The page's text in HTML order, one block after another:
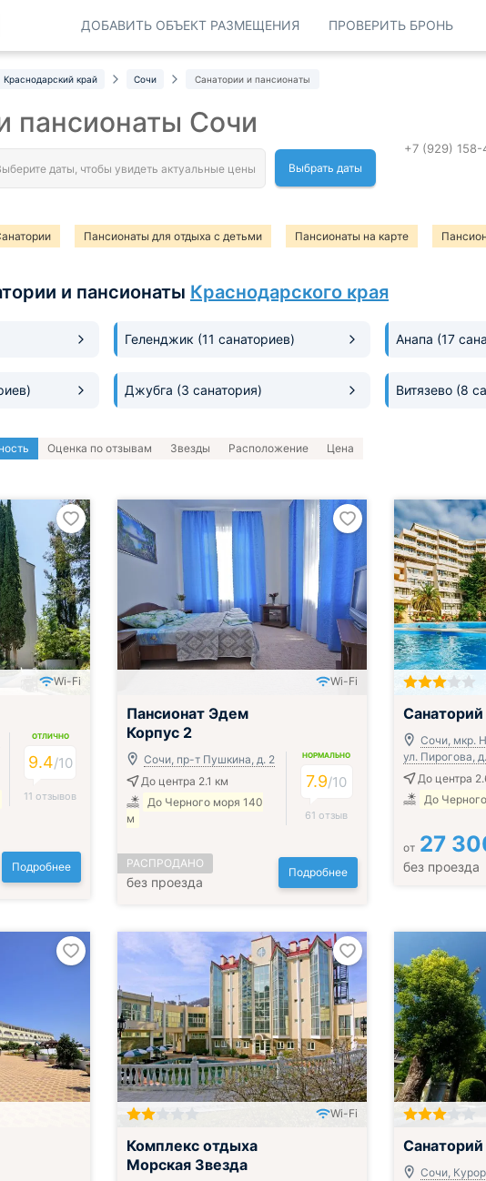
ПРОВЕРИТЬ БРОНЬ
ДОБАВИТЬ ОБЪЕКТ РАЗМЕЩЕНИЯ
Краснодарский край Сочи Санатории и пансионаты
+7 (929) 158-
пансионаты Сочи
Выбрать даты
Пансионаты для отдыха с детьми Пансионаты на карте
и пансионаты Краснодарского края
Геленджик (11 санаториев) Анапа (17
Джубга (3 санатория) Витязево (8
Оценка по отзывам Звезды Расположение Цена
Wi-Fi
ОТЛИЧНО
9.4/10
11 отзывов
Подробнее
Включён завтрак, обед и ужин
Wi-Fi
Пансионат Эдем
Корпус 2
Сочи, пр-т Пушкина, д. 2
До центра 2.1 км
До Черного моря 140
м
НОРМАЛЬНО
7.9/10
61 отзыв
РАСПРОДАНО
без проезда
Подробнее
Включён
Сочи, мкр.
ул. Пирогова,
До центра
До
от 27
без проезда
Включён завтрак, обед и ужин
Wi-Fi
Комплекс отдыха
Морская Звезда
Включён
Сочи,